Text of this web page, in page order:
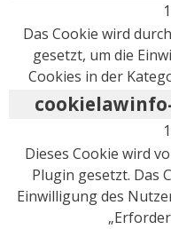
Das Cookie wird
gesetzt, um die
Cookies in der
Dieses Cookie wird
Plugin gesetzt. Das
Einwilligung des